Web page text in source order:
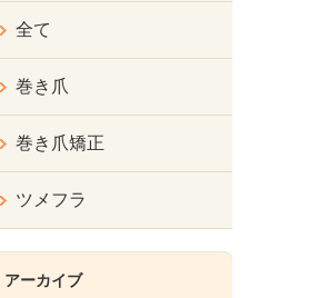
全て
巻き爪
巻き爪矯正
ツメフラ
アーカイブ